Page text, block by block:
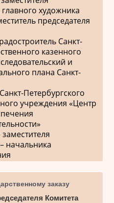
художника
председателя
Санкт-
казенного
и
плана Санкт-
Петербургского
учреждения «Центр
начальника
заказу
Комитета